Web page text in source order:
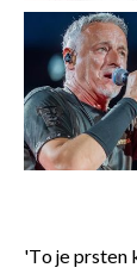
'To je prsten